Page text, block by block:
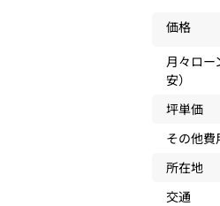
価格
月々ロー
安）
坪単価
その他費
所在地
交通